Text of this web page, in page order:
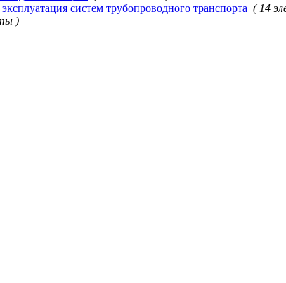
систем трубопроводного транспорта ( 14
)